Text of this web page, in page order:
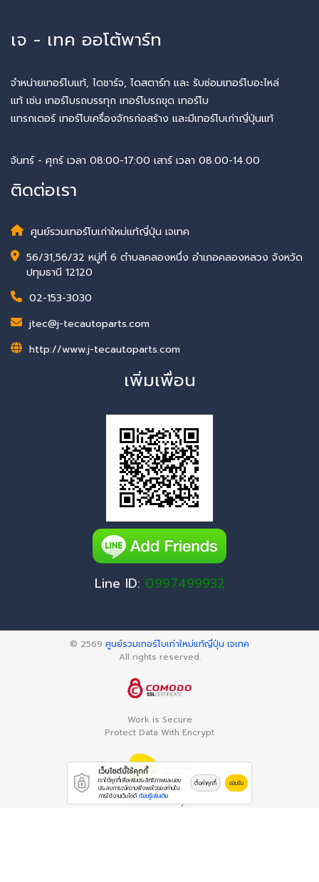
เจ - เทค ออโต้พาร์ท
จำหน่ายเทอร์โบแท้, ไดชาร์จ, ไดสตาร์ท และ รับซ่อมเทอร์โบอะไหล่
แท้ เช่น เทอร์โบรถบรรทุก เทอร์โบรถขุด เทอร์โบ
แทรกเตอร์ เทอร์โบเครื่องจักรก่อสร้าง และมีเทอร์โบเก่าญี่ปุ่นแท้
จันทร์ - ศุกร์ เวลา 08:00-17:00 เสาร์ เวลา 08.00-14.00
ติดต่อเรา
ศูนย์รวมเทอร์โบเก่าใหม่แท้ญี่ปุ่น เจเทค
56/31,56/32 หมู่ที่ 6 ตำบลคลองหนึ่ง อำเภอคลองหลวง จังหวัด
ปทุมธานี 12120
02-153-3030
jtec@j-tecautoparts.com
http://www.j-tecautoparts.com
เพิ่มเพื่อน
Line ID: 0997499932
© 2569 ศูนย์รวมเทอร์โบเก่าใหม่แท้ญี่ปุ่น เจเทค
All rights reserved.
Work is Secure
Protect Data With Encrypt
Powered By
เว็บไซต์นี้ใช้คุกกี้
เราใช้คุกกี้เพื่อเพิ่มประสิทธิภาพและมอบ
ประสบการณ์ความพึงพอใจของท่านใน
การใช้งานเว็บไซต์เรียนรู้เพิ่มเติม
ตั้งค่าคุกกี้ ยอมรับ